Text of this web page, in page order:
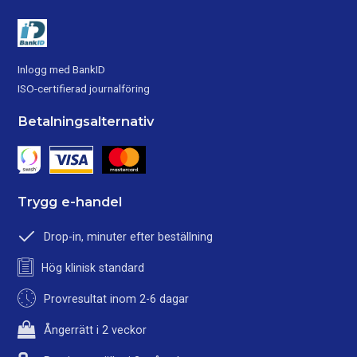
Inlogg med BankID
ISO-certifierad journalföring
Betalningsalternativ
Trygg e-handel
Drop-in, minuter efter beställning
Hög klinisk standard
Provresultat inom 2-6 dagar
Ångerrätt i 2 veckor